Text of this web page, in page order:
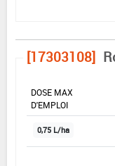
[17303108]
DOSE MAX
D'EMPLOI
0,75 L/ha